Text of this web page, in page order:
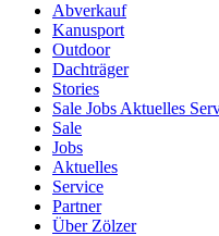
Abverkauf
Kanusport
Outdoor
Dachträger
Stories
Sale Jobs Aktuelles
Sale
Jobs
Aktuelles
Service
Partner
Über Zölzer